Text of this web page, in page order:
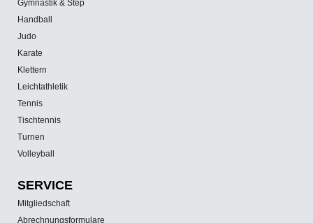
Gymnastik & Step
Handball
Judo
Karate
Klettern
Leichtathletik
Tennis
Tischtennis
Turnen
Volleyball
SERVICE
Mitgliedschaft
Abrechnungsformulare